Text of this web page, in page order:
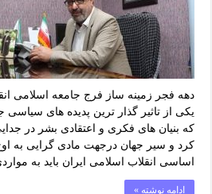
دهه فجر زمینه ساز فرج جامعه اسلامی
یکی از تاثیر گذار ترین پدیده های
که بنیان های فکری و اعتقادی بشر در
کرد و سیر جهان درجهت مادی گرایی به
اساسی انقلاب اسلامی ایران باید به
ادامه نوشته »